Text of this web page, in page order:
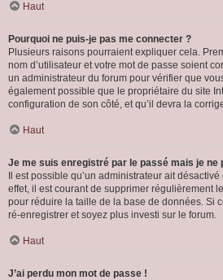
Haut
Pourquoi ne puis-je pas me connecter ?
Plusieurs raisons pourraient expliquer cela.
nom d’utilisateur et votre mot de passe soient
un administrateur du forum pour vérifier que
également possible que le propriétaire du site
configuration de son côté, et qu’il devra la
Haut
Je me suis enregistré par le passé mais je ne
Il est possible qu’un administrateur ait
effet, il est courant de supprimer régulièrement
pour réduire la taille de la base de données. Si
ré-enregistrer et soyez plus investi sur le forum.
Haut
J’ai perdu mon mot de passe !